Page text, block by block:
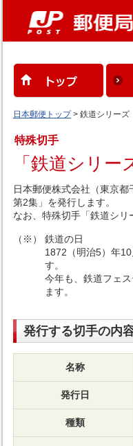
日本郵便トップ> 鉄道シリー
特殊切手
「鉄道シリ
日本郵便株式会社（東京
第2集」を発行します。
なお、特殊切手「鉄道シ
（※）
鉄道の日
1872（明治5）年
す。
今年も、鉄道フェ
ます。
発行する切手の内
名称
発行日
種類